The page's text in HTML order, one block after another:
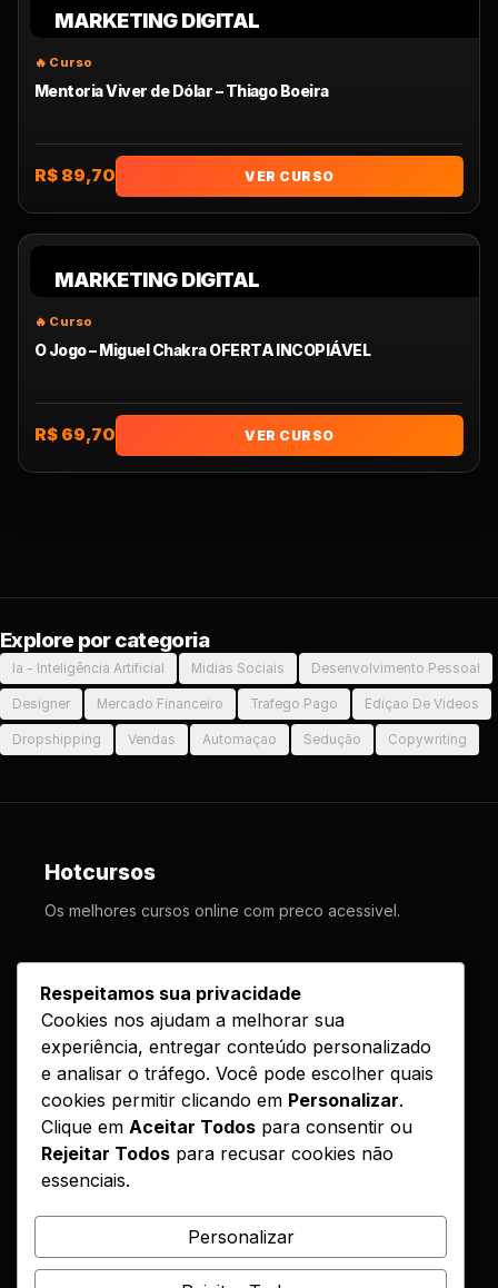
MARKETING DIGITAL
Mentoria Viver de Dólar – Thiago Boeira
R$ 89,70 VER CURSO
MARKETING DIGITAL
O Jogo – Miguel Chakra OFERTA INCOPIÁVEL
R$ 69,70 VER CURSO
Explore por categoria
Ia - Inteligência Artificial Midias Sociais Desenvolvimento Pessoal
Designer Mercado Financeiro Trafego Pago Ediçao De Videos
Dropshipping Vendas Automaçao Sedução Copywriting
Hotcursos
Os melhores cursos online com preco acessivel.
Cursos
Como Funciona
Contato
Politica de Entrega
LEGAL
DMCA
Respeitamos sua privacidade
Cookies nos ajudam a melhorar sua
experiência, entregar conteúdo personalizado
e analisar o tráfego. Você pode escolher quais
cookies permitir clicando em Personalizar.
Clique em Aceitar Todos para consentir ou
Rejeitar Todos para recusar cookies não
essenciais.
Personalizar